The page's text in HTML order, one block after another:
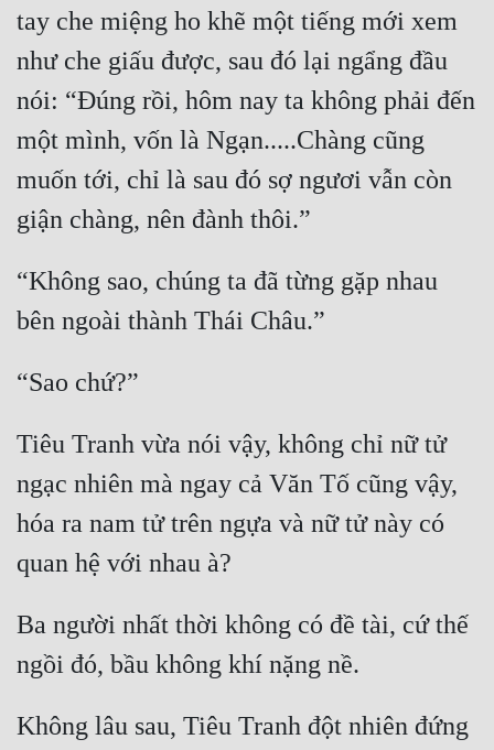
Đẹp Hiệp
Tính Cách Nhân Vật :
Cơ Trí
Sát Phạt Quyết Đoán
Vô Sỉ
Điềm Đạm
tay che miệng ho khẽ một tiếng mới xem
như che giấu được, sau đó lại ngẩng đầu
nói: “Đúng rồi, hôm nay ta không phải đến
một mình, vốn là Ngạn.....Chàng cũng
muốn tới, chỉ là sau đó sợ ngươi vẫn còn
“Không sao, chúng ta đã từng gặp nhau
Tiêu Tranh vừa nói vậy, không chỉ nữ tử
ngạc nhiên mà ngay cả Văn Tố cũng vậy,
hóa ra nam tử trên ngựa và nữ tử này có
Ba người nhất thời không có đề tài, cứ thế
Không lâu sau, Tiêu Tranh đột nhiên đứng